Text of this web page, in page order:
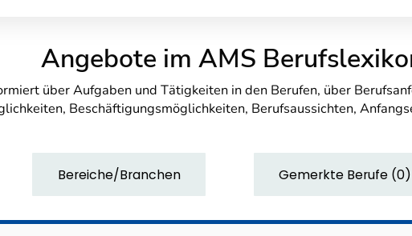
Angebote im AMS
über Aufgaben und Tätigkeiten in den Berufen, über
Beschäftigungsmöglichkeiten, Berufsaussichten,
Bereiche/Branchen Gemerkte Berufe (0)